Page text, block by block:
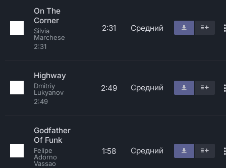
On The
Corner
Silvia
Marchese
2:31
2:31 Средний
Highway
Dmitriy
Lukyanov
2:49
2:49 Средний
Godfather
Of Funk
Felipe
Adorno
Vassao
1:58 Средний